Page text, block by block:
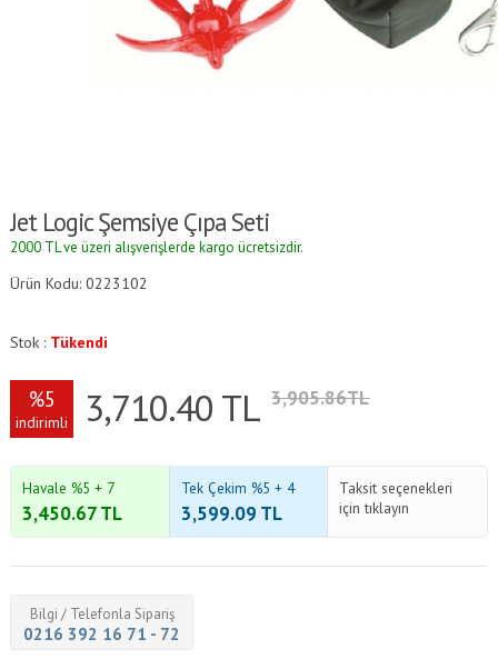
Jet Logic Şemsiye Çıpa Seti
2000 TL ve üzeri alışverişlerde kargo ücretsizdir.
Ürün Kodu: 0223102
Stok : Tükendi
%5
indirimli 3,710.40 TL 3,905.86TL
Havale %5 + 7
3,450.67TL
Tek Çekim %5 + 4
3,599.09 TL
Taksit seçenekleri
için tıklayın
Bilgi / Telefonla Sipariş
0216 392 16 71 - 72